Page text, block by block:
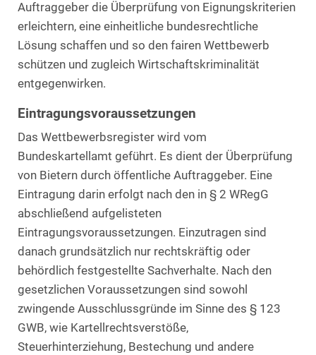
Auftraggeber die Überprüfung von Eignungskriterien
erleichtern, eine einheitliche bundesrechtliche
Lösung schaffen und so den fairen Wettbewerb
schützen und zugleich Wirtschaftskriminalität
entgegenwirken.
Eintragungsvoraussetzungen
Das Wettbewerbsregister wird vom
Bundeskartellamt geführt. Es dient der Überprüfung
von Bietern durch öffentliche Auftraggeber. Eine
Eintragung darin erfolgt nach den in § 2 WRegG
abschließend aufgelisteten
Eintragungsvoraussetzungen. Einzutragen sind
danach grundsätzlich nur rechtskräftig oder
behördlich festgestellte Sachverhalte. Nach den
gesetzlichen Voraussetzungen sind sowohl
zwingende Ausschlussgründe im Sinne des § 123
GWB, wie Kartellrechtsverstöße,
Steuerhinterziehung, Bestechung und andere